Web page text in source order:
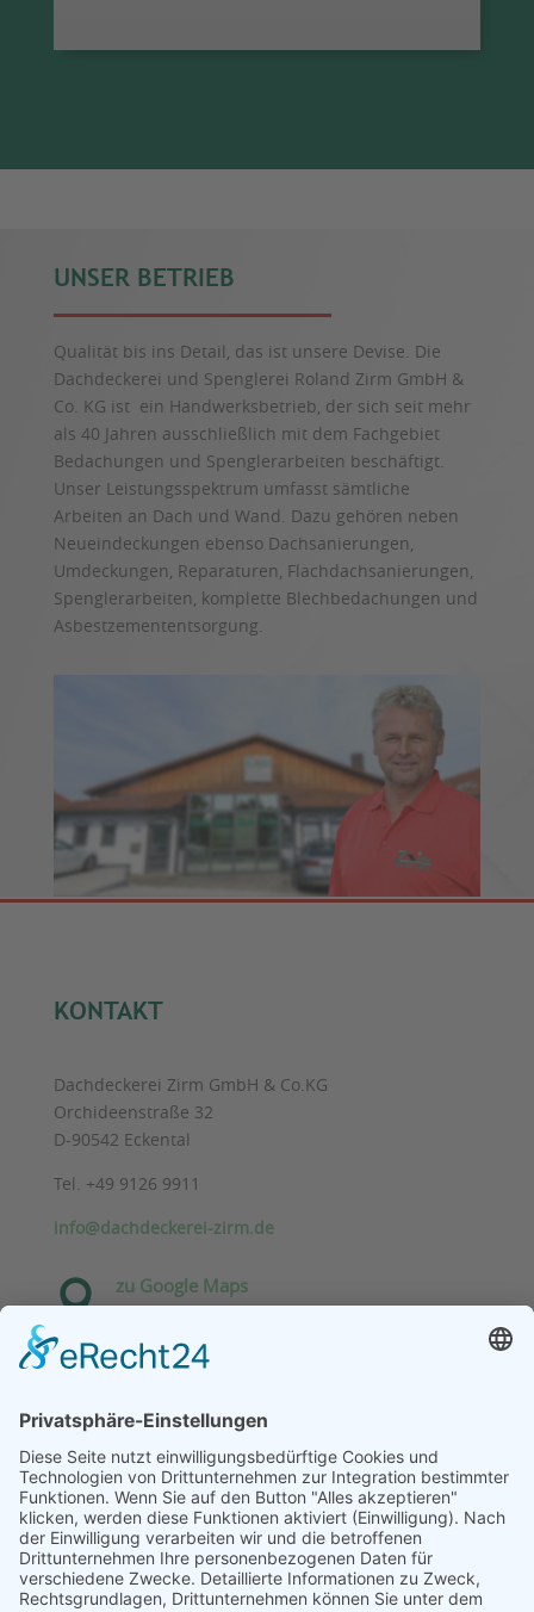
UNSER BETRIEB
Qualität bis ins Detail, das ist unsere Devise. Die
Dachdeckerei und Spenglerei Roland Zirm GmbH &
Co. KG ist ein Handwerksbetrieb, der sich seit mehr
als 40 Jahren ausschließlich mit dem Fachgebiet
Bedachungen und Spenglerarbeiten beschäftigt.
Unser Leistungsspektrum umfasst sämtliche
Arbeiten an Dach und Wand. Dazu gehören neben
Neueindeckungen ebenso Dachsanierungen,
Umdeckungen, Reparaturen, Flachdachsanierungen,
Spenglerarbeiten, komplette Blechbedachungen und
Asbestzemententsorgung.
KONTAKT
Dachdeckerei Zirm GmbH & Co.KG
Orchideenstraße 32
D-90542 Eckental
Tel. +49 9126 9911
info@dachdeckerei-zirm.de
 zu Google Maps